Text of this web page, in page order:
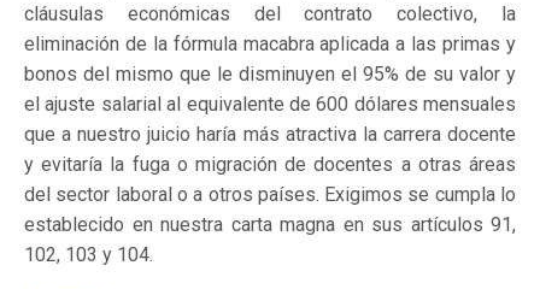
cláusulas económicas del contrato colectivo, la
eliminación de la fórmula macabra aplicada a las primas y
bonos del mismo que le disminuyen el 95% de su valor y
el ajuste salarial al equivalente de 600 dólares mensuales
que a nuestro juicio haría más atractiva la carrera docente
y evitaría la fuga o migración de docentes a otras áreas
del sector laboral o a otros países. Exigimos se cumpla lo
establecido en nuestra carta magna en sus artículos 91,
102, 103 y 104.